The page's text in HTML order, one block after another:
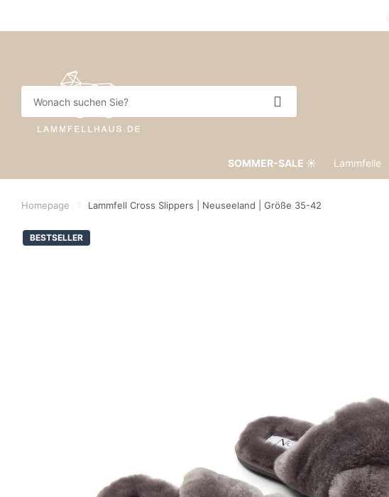
SOMMER-SALE ☀️ Lammfelle
Homepage Lammfell Cross Slippers | Neuseeland | Größe 35-42
BESTSELLER